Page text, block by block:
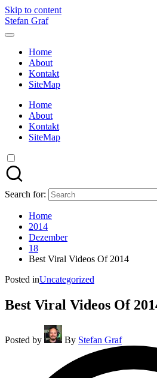
Skip to content
Stefan Graf
Home
About
Kontakt
SiteMap
Home
About
Kontakt
SiteMap
Search for:
Home
2014
Dezember
18
Best Viral Videos Of 2014
Posted inUncategorized
Best Viral Videos Of
Posted by By Stefan Graf